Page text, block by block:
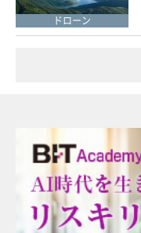
ドローン